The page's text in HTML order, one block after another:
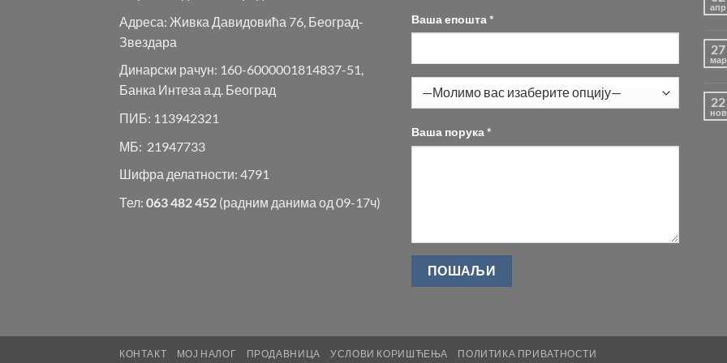
Адреса: Живка Давидовића 76, Београд-
Звездара
Динарски рачун: 160-6000001814837-51,
Банка Интеза а.д. Београд
ПИБ: 113942321
МБ: 21947733
Шифра делатности: 4791
Тел: 063 482 452 (радним данима од 09-17ч)
Ваша епошта *
Ваша порука *
апр
27
мар
22
нов
КОНТАКТ МОЈ НАЛОГ ПРОДАВНИЦА УСЛОВИ КОРИШЋЕЊА ПОЛИТИКА ПРИВАТНОСТИ